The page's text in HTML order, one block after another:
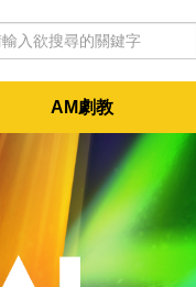
AM劇教